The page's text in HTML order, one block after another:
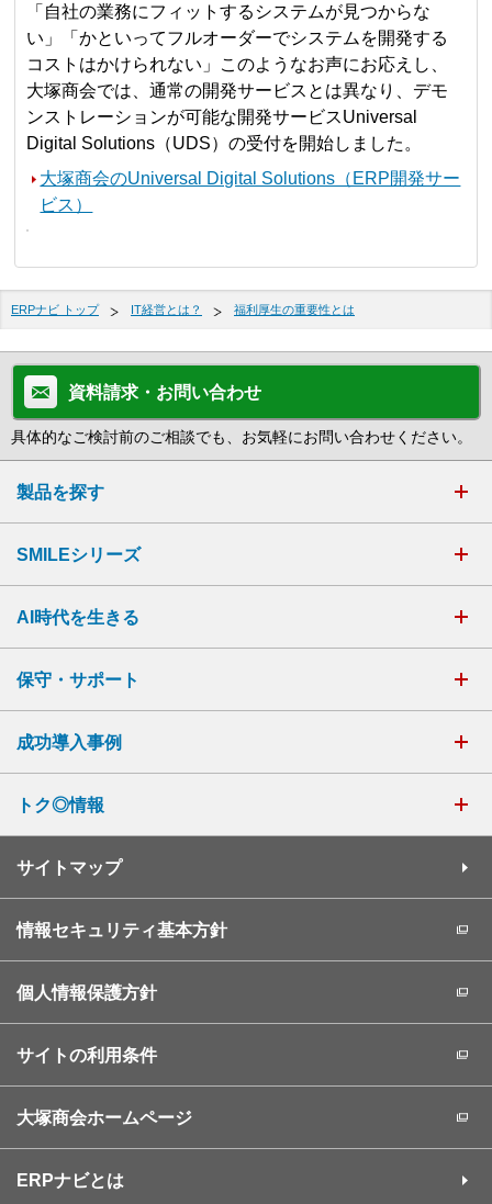
「自社の業務にフィットするシステムが見つからな
い」「かといってフルオーダーでシステムを開発する
コストはかけられない」このようなお声にお応えし、
大塚商会では、通常の開発サービスとは異なり、デモ
ンストレーションが可能な開発サービスUniversal
Digital Solutions（UDS）の受付を開始しました。
大塚商会のUniversal Digital Solutions（ERP開発サー
ビス）
ERPナビ トップ IT経営とは？ 福利厚生の重要性とは
資料請求・お問い合わせ
具体的なご検討前のご相談でも、お気軽にお問い合わせください。
製品を探す
SMILEシリーズ
AI時代を生きる
保守・サポート
成功導入事例
トク◎情報
サイトマップ
情報セキュリティ基本方針
個人情報保護方針
サイトの利用条件
大塚商会ホームページ
ERPナビとは